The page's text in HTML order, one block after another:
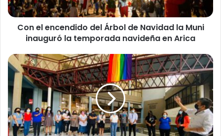
c
e
d
o
e
Á
r
b
Con el encendido del Árbol de Navidad la Muni
inauguró la temporada navideña en Arica
M
u
i
i
p
i